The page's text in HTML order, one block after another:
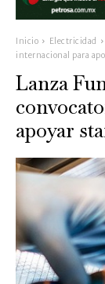
Inicio Electricidad
internacional para
Lanza
apoyar